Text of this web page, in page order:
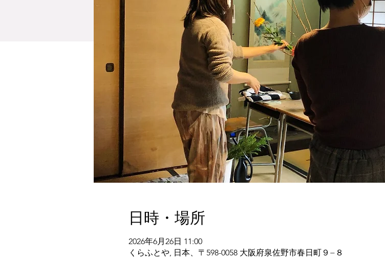
日時・場所
2026年6月26日 11:00
くらふとや, 日本、〒598-0058 大阪府泉佐野市春日町９−８